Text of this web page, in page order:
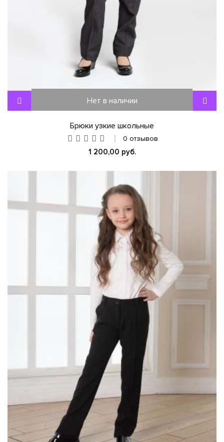
Нет в наличии
Брюки узкие школьные
0 отзывов
1 200,00 руб.